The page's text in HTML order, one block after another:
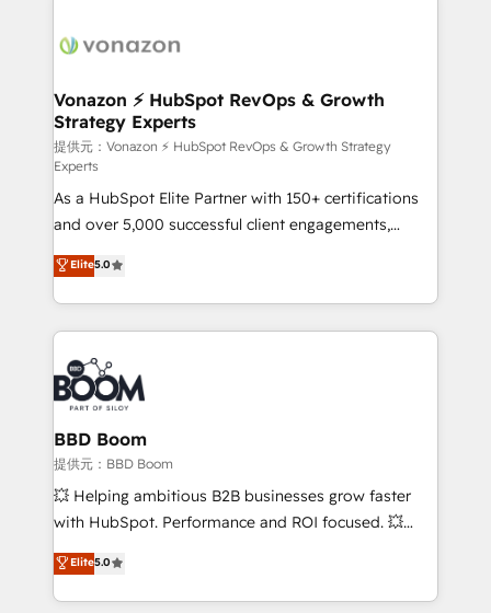
delà d’une simple transformation digitale et des
➤ L’intégration de CRM et de méthodologie RevOps
pour aligner les équipes marketing, commerciales et
support client (data migration, synchronisation API,
audit et maintenance) ➤ La création de sites internet
de conversion qui transforment les visiteurs en
opportunités d'affaires ➤ La mise en place de
stratégies d'acquisition marketing (SEO, SEA,
inbound, automatisation marketing, ABM, IA,
emailing) Informations clés : - 10 ans d'expérience -
100+ intégrations CRM HubSpot réussies - 40
experts conseil - 150 certifications HubSpot
cumulées
Vonazon ⚡ HubSpot RevOps & Growth
Strategy Experts
提供元：Vonazon ⚡ HubSpot RevOps & Growth Strategy
Experts
As a HubSpot Elite Partner with 150+ certifications
and over 5,000 successful client engagements,
Vonazon turns marketing complexity into
measurable, scalable growth. From onboarding to
enterprise-grade campaigns, our in-house team
builds scalable strategies that drive long-term
revenue. ⚙️ HubSpot Integration & Optimization •
Seamless CRM, CMS, and automation setup •
Complex platform migrations and data cleanups •
Custom APIs and third-party integrations 📈 End-to-
End Revenue Acceleration • Lifecycle marketing and
pipeline growth programs • Sales enablement tools
and CRM optimization • Retention strategies with
Execution • 750+ onboardings and 2,000+
implementations • Deep expertise across marketing,
Elite5.0
BBD Boom
提供元：BBD Boom
💥 Helping ambitious B2B businesses grow faster
with HubSpot. Performance and ROI focused. 💥
BBD Boom is the HubSpot partner that can help you
to HubSpot Better. We work with your teams to
solve all your HubSpot challenges and improve user
Elite5.0